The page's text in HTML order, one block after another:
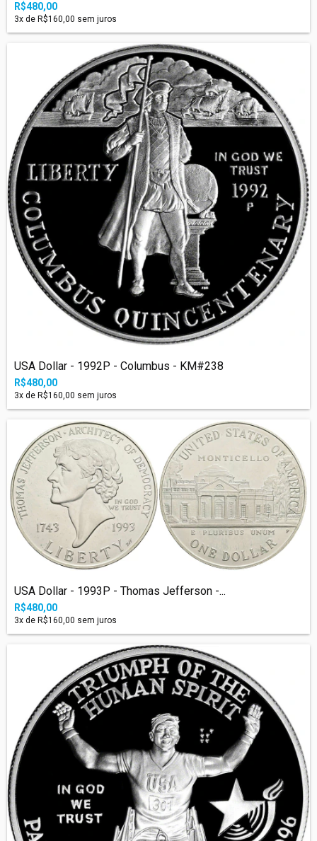
R$480,00
3x de R$160,00 sem juros
USA Dollar - 1992P - Columbus - KM#238
R$480,00
3x de R$160,00 sem juros
USA Dollar - 1993P - Thomas Jefferson -...
R$480,00
3x de R$160,00 sem juros